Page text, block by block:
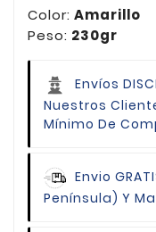
Color: Amarillo
Peso: 230gr
Envíos
Nuestros
Mínimo De
Envio
Península) Y